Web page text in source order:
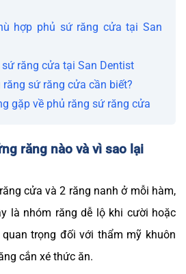
hợp phủ sứ răng cửa tại San
răng cửa tại San Dentist
răng sứ răng cửa cần biết?
gặp về phủ răng sứ răng cửa
răng nào và vì sao lại
cửa và 2 răng nanh ở mỗi hàm,
là nhóm răng dễ lộ khi cười hoặc
trọng đối với thẩm mỹ khuôn
cắn xé thức ăn.